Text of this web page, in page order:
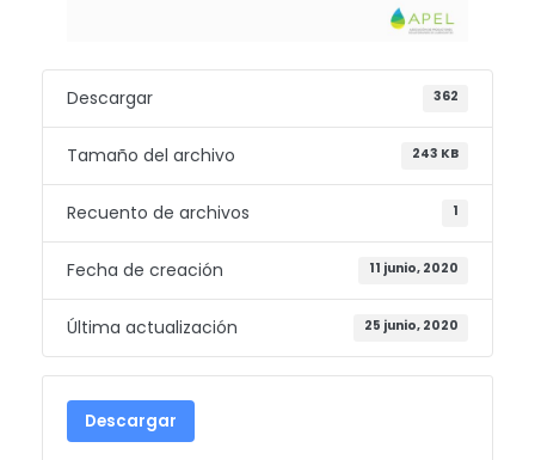
Descargar 362
Tamaño del archivo 243 KB
Recuento de archivos 1
Fecha de creación 11 junio, 2020
Última actualización 25 junio, 2020
Descargar